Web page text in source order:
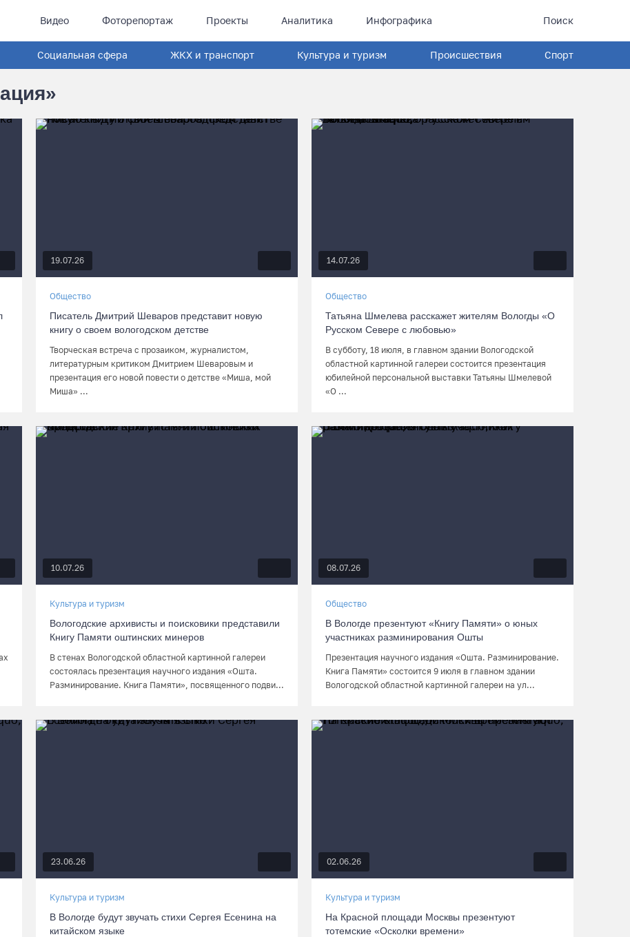
Видео Фоторепортаж Проекты Аналитика Инфографика Поиск
Социальная сфера ЖКХ и транспорт Культура и туризм Происшествия Спорт
19.07.26
Общество
Писатель Дмитрий Шеваров представит новую
книгу о своем вологодском детстве
Творческая встреча с прозаиком, журналистом,
литературным критиком Дмитрием Шеваровым и
презентация его новой повести о детстве «Миша, мой
Миша» ...
14.07.26
Общество
Татьяна Шмелева расскажет жителям Вологды «О
Русском Севере с любовью»
В субботу, 18 июля, в главном здании Вологодской
областной картинной галереи состоится презентация
юбилейной персональной выставки Татьяны Шмелевой
«О ...
10.07.26
Культура и туризм
Вологодские архивисты и поисковики представили
Книгу Памяти оштинских минеров
В стенах Вологодской областной картинной галереи
состоялась презентация научного издания «Ошта.
Разминирование. Книга Памяти», посвященного подви...
08.07.26
Общество
В Вологде презентуют «Книгу Памяти» о юных
участниках разминирования Ошты
Презентация научного издания «Ошта. Разминирование.
Книга Памяти» состоится 9 июля в главном здании
Вологодской областной картинной галереи на ул...
23.06.26
Культура и туризм
В Вологде будут звучать стихи Сергея Есенина на
китайском языке
02.06.26
Культура и туризм
На Красной площади Москвы презентуют
тотемские «Осколки времени»